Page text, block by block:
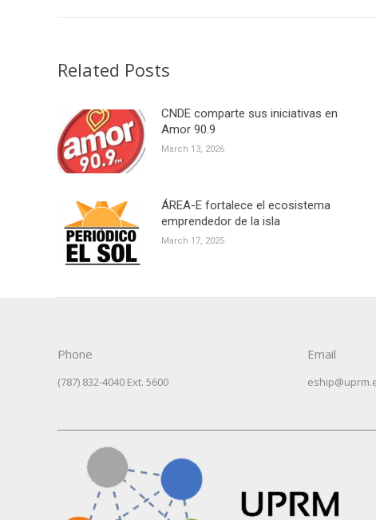
Related Posts
CNDE comparte sus iniciativas en
Amor 90.9
March 13, 2026
ÁREA-E fortalece el ecosistema
emprendedor de la isla
March 17, 2025
Phone
(787) 832-4040 Ext. 5600
Email